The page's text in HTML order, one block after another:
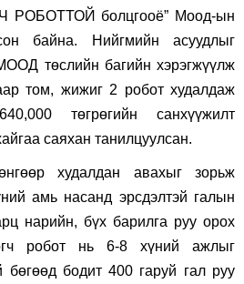
РОБОТТОЙ болцгооё” Моод-ын
байна. Нийгмийн асуудлыг
төслийн багийн хэрэгжүүлж
том, жижиг 2 робот худалдаж
төгрөгийн санхүүжилт
саяхан танилцуулсан.
худалдан авахыг зорьж
амь насанд эрсдэлтэй галын
нарийн, бүх барилга руу орох
робот нь 6-8 хүний ажлыг
бөгөөд бодит 400 гаруй гал руу